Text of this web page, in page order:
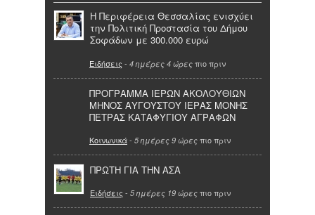
Η Περιφέρεια Θεσσαλίας ενισχύει
την Πολιτική Προστασία του Δήμου
Σοφάδων με 300.000 ευρώ
Ειδήσεις - 4 ημέρες 4 ώρες πιο πριν
ΠΡΟΓΡΑΜΜΑ ΙΕΡΩΝ ΑΚΟΛΟΥΘΙΩΝ
ΜΗΝΟΣ ΑΥΓΟΥΣΤΟΥ ΙΕΡΑΣ ΜΟΝΗΣ
ΠΕΤΡΑΣ ΚΑΤΑΦΥΓΙΟΥ ΑΓΡΑΦΩΝ
Κοινωνικά- 5 ημέρες 9 ώρες πιο πριν
ΠΡΩΤΗ ΓΙΑ ΤΗΝ ΑΣΑ
Ειδήσεις - 5 ημέρες 19 ώρες πιο πριν